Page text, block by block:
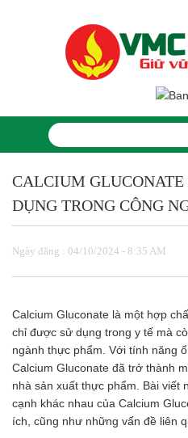
Sản phẩm
PHỤ GIA THỰC PHẨM
Tinh bột biến tính
Hương liệu thực phẩm
Chất phụ gia chống đông vón
Chất phụ gia tạo cấu trúc
Chất phụ gia bảo quản
Chất phụ gia nem giò chả
Chất phụ gia bún mì phở
Chất phụ gia bánh kẹo kem
Chất phụ gia nước giải khát
CALCIUM
DỤNG TRONG CÔNG
Ngày đăng : 04/10/2024 - 8:35 AM
Calcium Gluconate là một hợp
chỉ được sử dụng trong y tế mà
ngành thực phẩm. Với tính năng
Calcium Gluconate đã trở thành
nhà sản xuất thực phẩm. Bài viết
cạnh khác nhau của Calcium
ích, cũng như những vấn đề liên